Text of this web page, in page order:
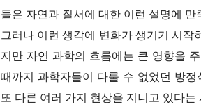
들은 자연과 질서에 대한 이런 설명에 만
그러나 이런 생각에 변화가 생기기 시작
지만 자연 과학의 흐름에는 큰 영향을
때까지 과학자들이 다룰 수 없었던 방
또 다른 여러 가지 현상을 지니고 있다는